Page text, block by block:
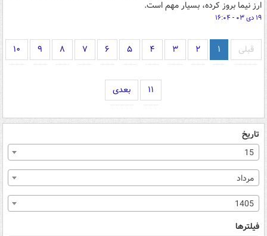
ارز نیما بروز کرده، بسیار مهم است.
۱۹ دی ۰۳ - ۱۶:۰۴
قبلی ۱ ۲ ۳ ۴ ۵ ۶ ۷ ۸ ۹ ۱۰
۱۱ بعدی
تاریخ
15
مرداد
1405
فیلترها